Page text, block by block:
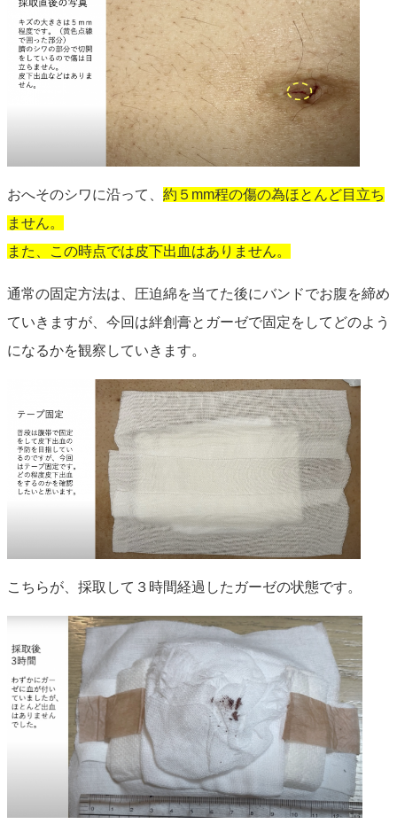
おへそのシワに沿って、 約５mm程の傷の為ほとんど目立ち
ません。
また、この時点では皮下出血はありません。
通常の固定方法は、圧迫綿を当てた後にバンドでお腹を締め
ていきますが、今回は絆創膏とガーゼで固定をしてどのよう
になるかを観察していきます。
こちらが、採取して３時間経過したガーゼの状態です。